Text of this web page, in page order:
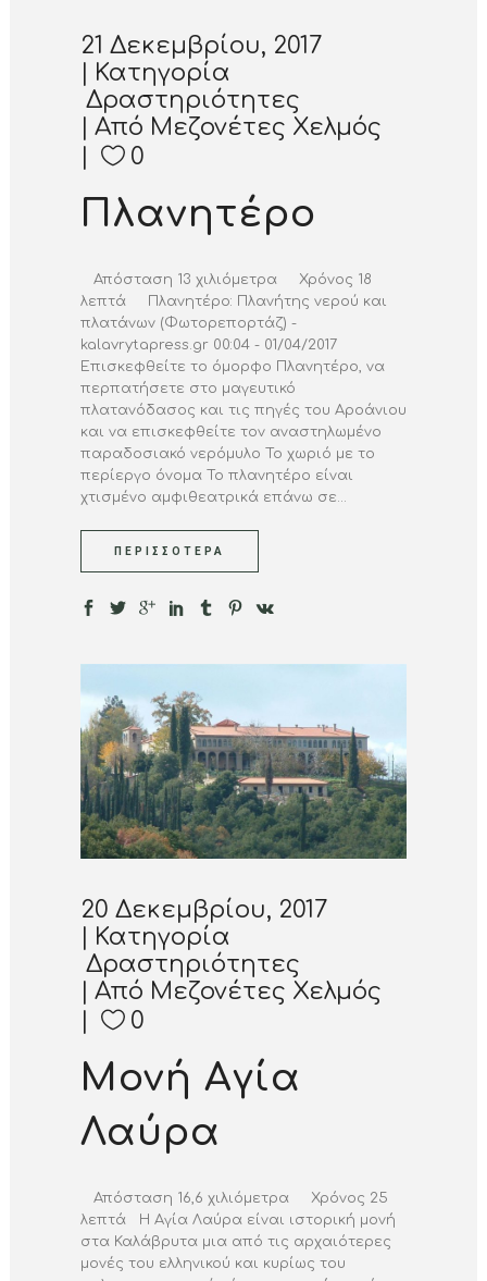
21 Δεκεμβρίου, 2017
Κατηγορία
Δραστηριότητες
Από Μεζονέτες Χελμός
0
Πλανητέρο
Απόσταση 13 χιλιόμετρα Χρόνος 18
λεπτά Πλανητέρο: Πλανήτης νερού και
πλατάνων (Φωτορεπορτάζ) -
kalavrytapress.gr 00:04 - 01/04/2017
Επισκεφθείτε το όμορφο Πλανητέρο, να
περπατήσετε στο μαγευτικό
πλατανόδασος και τις πηγές του Αροάνιου
και να επισκεφθείτε τον αναστηλωμένο
παραδοσιακό νερόμυλο Το χωριό με το
περίεργο όνομα Το πλανητέρο είναι
χτισμένο αμφιθεατρικά επάνω σε...
ΠΕΡΙΣΣΌΤΕΡΑ
20 Δεκεμβρίου, 2017
Κατηγορία
Δραστηριότητες
Από Μεζονέτες Χελμός
0
Μονή Αγία
Λαύρα
Απόσταση 16,6 χιλιόμετρα Χρόνος 25
λεπτά Η Αγία Λαύρα είναι ιστορική μονή
στα Καλάβρυτα μια από τις αρχαιότερες
μονές του ελληνικού και κυρίως του